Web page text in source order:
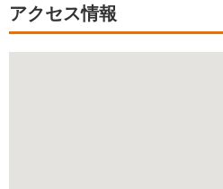
アクセス情報